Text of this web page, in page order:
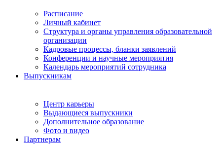
Расписание
Личный кабинет
Структура и органы управления образовательной
организации
Кадровые процессы, бланки заявлений
Конференции и научные мероприятия
Календарь мероприятий сотрудника
Выпускникам
Центр карьеры
Выдающиеся выпускники
Дополнительное образование
Фото и видео
Партнерам